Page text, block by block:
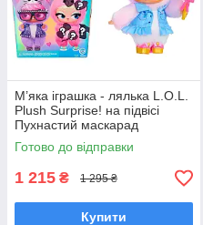
М’яка іграшка - лялька L.O.L.
Plush Surprise! на підвісі
Пухнастий маскарад
Єдиноріг Кора Лол з вушками
249498-6
Готово до відправки
1 215 ₴ 1 295 ₴
Купити